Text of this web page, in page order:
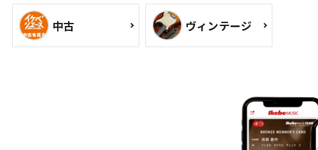
中古 ヴィンテージ